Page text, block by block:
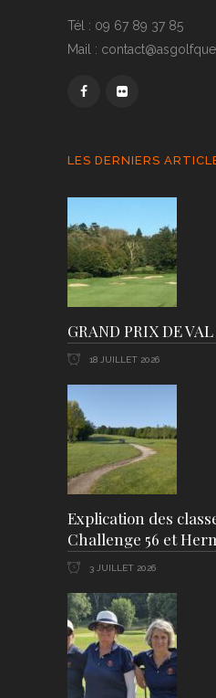
Tél : 09 67 89 37 85
Mail :
LES DERNIERS
GRAND PRIX DE
18 JUILLET 2026
Explication des
Challenge 56 et
3 JUILLET 2026